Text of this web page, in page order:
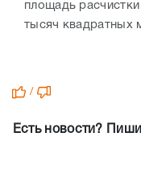
площадь
тысяч квадратных
/
Есть новости?